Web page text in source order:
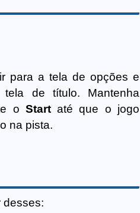
para a tela de opções e
de título. Mantenha
o Startaté que o jogo
na pista.
desses: